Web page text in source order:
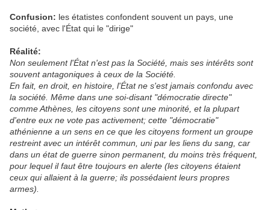
Confusion: les étatistes confondent souvent un pays, une
société, avec l'État qui le "dirige"
Réalité:
Non seulement l'État n'est pas la Société, mais ses intérêts sont
souvent antagoniques à ceux de la Société.
En fait, en droit, en histoire, l'État ne s'est jamais confondu avec
la société. Même dans une soi-disant "démocratie directe"
comme Athènes, les citoyens sont une minorité, et la plupart
d'entre eux ne vote pas activement; cette "démocratie"
athénienne a un sens en ce que les citoyens forment un groupe
restreint avec un intérêt commun, uni par les liens du sang, car
dans un état de guerre sinon permanent, du moins très fréquent,
pour lequel il faut être toujours en alerte (les citoyens étaient
ceux qui allaient à la guerre; ils possédaient leurs propres
armes).